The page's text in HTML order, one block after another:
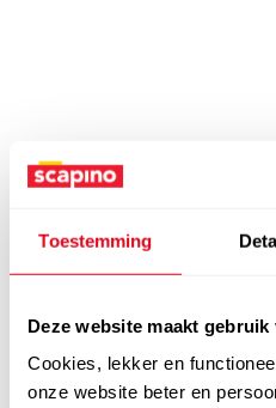
Toestemming
Deze website maakt gebruik
Cookies, lekker en
onze website beter en